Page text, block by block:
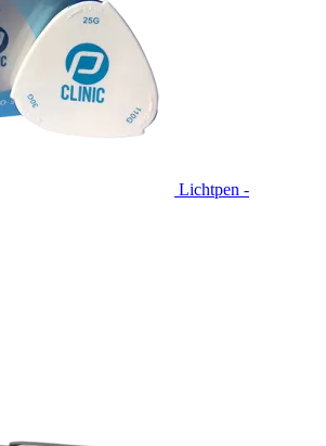
Lichtpen -